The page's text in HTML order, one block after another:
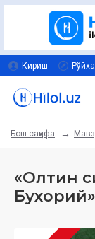
Кириш
Бош саҳифа
«Олтин